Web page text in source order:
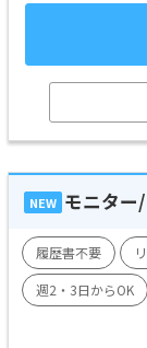
NEW モニター
履歴書不要
週2・3日からOK